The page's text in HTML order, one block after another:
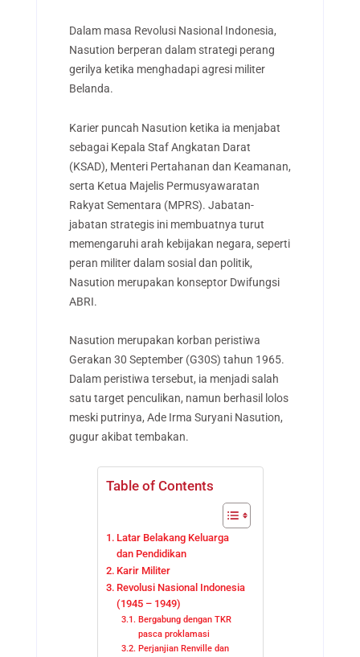
Dalam masa Revolusi Nasional Indonesia,
Nasution berperan dalam strategi perang
gerilya ketika menghadapi agresi militer
Belanda.
Karier puncah Nasution ketika ia menjabat
sebagai Kepala Staf Angkatan Darat
(KSAD), Menteri Pertahanan dan Keamanan,
serta Ketua Majelis Permusyawaratan
Rakyat Sementara (MPRS). Jabatan-
jabatan strategis ini membuatnya turut
memengaruhi arah kebijakan negara, seperti
peran militer dalam sosial dan politik,
Nasution merupakan konseptor Dwifungsi
ABRI.
Nasution merupakan korban peristiwa
Gerakan 30 September (G30S) tahun 1965.
Dalam peristiwa tersebut, ia menjadi salah
satu target penculikan, namun berhasil lolos
meski putrinya, Ade Irma Suryani Nasution,
gugur akibat tembakan.
Table of Contents
Latar Belakang Keluarga
dan Pendidikan
Karir Militer
Revolusi Nasional Indonesia
(1945 – 1949)
Bergabung dengan TKR
pasca proklamasi
Perjanjian Renville dan